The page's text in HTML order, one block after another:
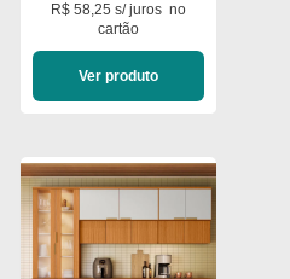
R$ 58,25 s/ juros no
cartão
Ver produto